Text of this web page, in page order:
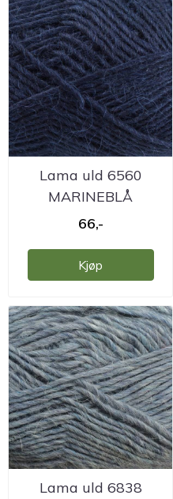
Lama uld 6560
MARINEBLÅ
Camarose
66,-
Kjøp
Lama uld 6838